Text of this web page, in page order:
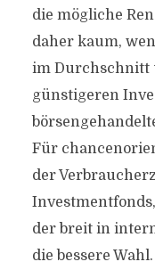
die mögliche
daher kaum,
im Durchschnitt
günstigeren
Für
der
der breit in
die bessere